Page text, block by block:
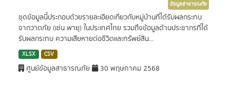
ข้อมูลสาธารณภัย
ชุดข้อมูลนี้ประกอบด้วยรายละเอียดเกี่ยวกับหมู่บ้านที่ได้รับผลกระทบ
จากวาตภัย (เช่น พายุ) ในประเทศไทย รวมถึงข้อมูลด้านประชากรที่ได้
รับผลกระทบ ความเสียหายต่อชีวิตและทรัพย์สิน...
XLSX CSV
ศูนย์ข้อมูลสาธารณภัย 30 พฤษภาคม 2568